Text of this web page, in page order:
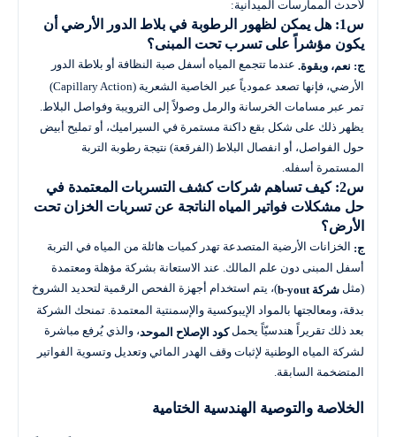
لأحدث الممارسات الميدانية:
س1: هل يمكن لظهور الرطوبة في بلاط الدور الأرضي أن
يكون مؤشراً على تسرب تحت المبنى؟
ج: نعم، وبقوة. عندما تتجمع المياه أسفل صبة النظافة أو بلاطة الدور
الأرضي، فإنها تصعد عمودياً عبر الخاصية الشعرية (Capillary Action)
تمر عبر مسامات الخرسانة والرمل وصولاً إلى الترويبة وفواصل البلاط.
يظهر ذلك على شكل بقع داكنة مستمرة في السيراميك، أو تمليح أبيض
حول الفواصل، أو انفصال البلاط (الفرقعة) نتيجة رطوبة التربة
المستمرة أسفله.
س2: كيف تساهم شركات كشف التسربات المعتمدة في
حل مشكلات فواتير المياه الناتجة عن تسربات الخزان تحت
الأرض؟
ج: الخزانات الأرضية المتصدعة تهدر كميات هائلة من المياه في التربة
أسفل المبنى دون علم المالك. عند الاستعانة بشركة مؤهلة ومعتمدة
(مثل شركة b-yout
)، يتم استخدام أجهزة الفحص الرقمية لتحديد الشروخ
بدقة، ومعالجتها بالمواد الإيبوكسية والإسمنتية المعتمدة. تمنحك الشركة
بعد ذلك تقريراً هندسيّاً يحملكود الإصلاح الموحد، والذي يُرفع مباشرة
لشركة المياه الوطنية لإثبات وقف الهدر المائي وتعديل وتسوية الفواتير
المتضخمة السابقة.
الخلاصة والتوصية الهندسية الختامية